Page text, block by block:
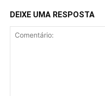
DEIXE UMA RESPOSTA